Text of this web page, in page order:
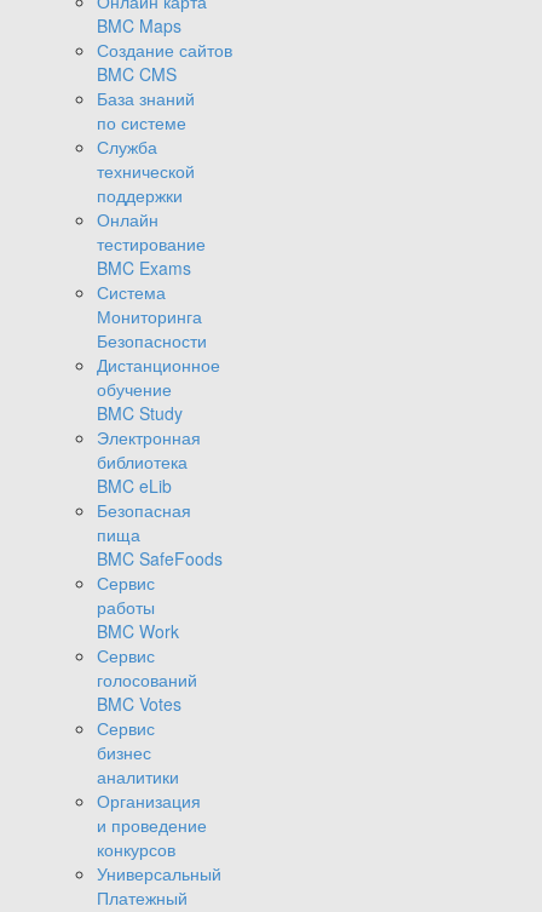
BMC Maps
Создание сайтов
BMC CMS
База знаний
по системе
Служба
технической
поддержки
Онлайн
тестирование
BMC Exams
Система
Мониторинга
Безопасности
Дистанционное
обучение
BMC Study
Электронная
библиотека
BMC eLib
Безопасная
пища
BMC SafeFoods
Сервис
работы
BMC Work
Сервис
голосований
BMC Votes
Сервис
бизнес
аналитики
Организация
и проведение
конкурсов
Универсальный
Платежный